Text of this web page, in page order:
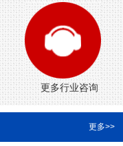
更多行业咨询
更多>>